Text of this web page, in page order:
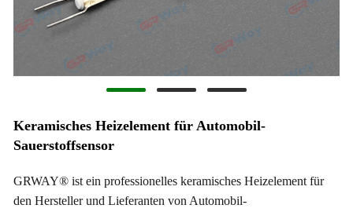
Keramisches Heizelement für Automobil-
Sauerstoffsensor
GRWAY® ist ein professionelles keramisches Heizelement für
den Hersteller und Lieferanten von Automobil-